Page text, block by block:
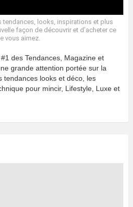
looks, inspirations et plus
façon de découvrir et d’acheter ce
vous aimez.
des Tendances, Magazine et
grande attention portée sur la
tendances looks et déco, les
pour mincir, Lifestyle, Luxe et